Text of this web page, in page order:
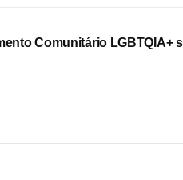
Comunitário LGBTQIA+